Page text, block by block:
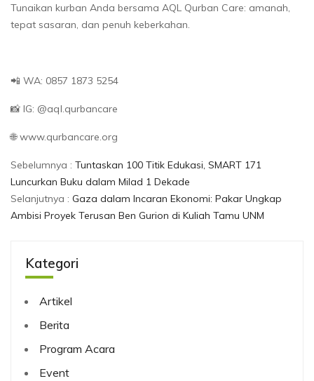
Tunaikan kurban Anda bersama AQL Qurban Care: amanah,
tepat sasaran, dan penuh keberkahan.
📲 WA: 0857 1873 5254
📸 IG: @aql.qurbancare
🌐 www.qurbancare.org
Sebelumnya : Tuntaskan 100 Titik Edukasi, SMART 171
Luncurkan Buku dalam Milad 1 Dekade
Selanjutnya : Gaza dalam Incaran Ekonomi: Pakar Ungkap
Ambisi Proyek Terusan Ben Gurion di Kuliah Tamu UNM
Kategori
Artikel
Berita
Program Acara
Event